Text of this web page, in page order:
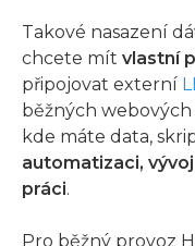
Takové nasazení
chcete mít vlastní
připojovat externí
běžných
kde máte data,
automatizaci,
práci.
Pro běžný provoz